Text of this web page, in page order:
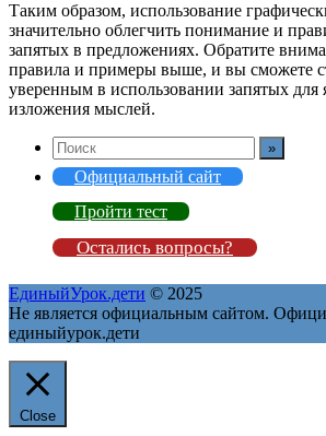
Таким образом, использование
значительно облегчить понимание и
запятых в предложениях. Обратите
правила и примеры выше, и вы сможете
уверенным в использовании запятых для
изложения мыслей.
Официальный сайт
Пройти тест
Остались вопросы?
ЕдиныйУрок.дети © 2025
Не является официальным сайтом.
единыйурок.дети
Close